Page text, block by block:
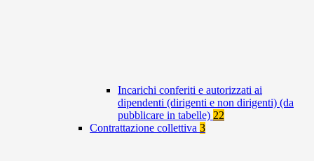
Incarichi conferiti e autorizzati ai
dipendenti (dirigenti e non dirigenti) (da
pubblicare in tabelle) 22
Contrattazione collettiva 3